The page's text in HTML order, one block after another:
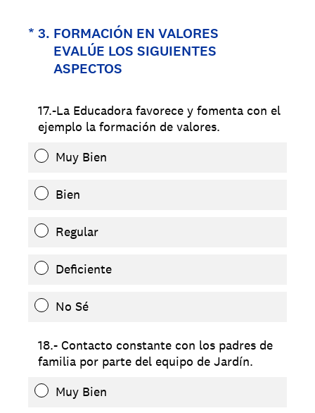
* 3. FORMACIÓN EN VALORES
EVALÚE LOS SIGUIENTES
ASPECTOS
(Obligatorio).
17.-La Educadora favorece y fomenta con el
ejemplo la formación de valores.
Muy Bien
Bien
Regular
Deficiente
No Sé
18.- Contacto constante con los padres de
familia por parte del equipo de Jardín.
Muy Bien